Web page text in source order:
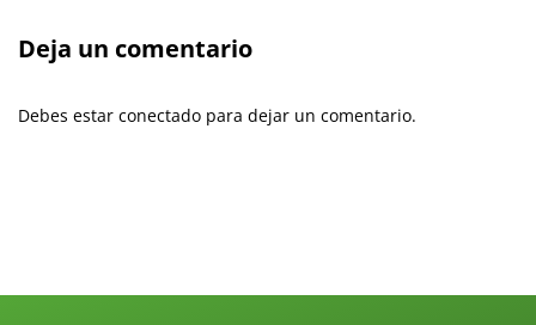
Deja un comentario
Debes estar conectado para dejar un comentario.